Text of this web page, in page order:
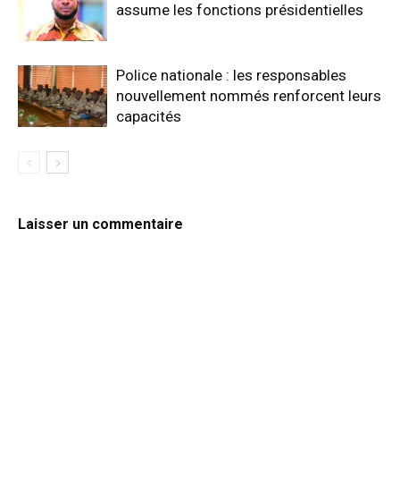
assume les fonctions présidentielles
Police nationale : les responsables
nouvellement nommés renforcent leurs
capacités
Laisser un commentaire